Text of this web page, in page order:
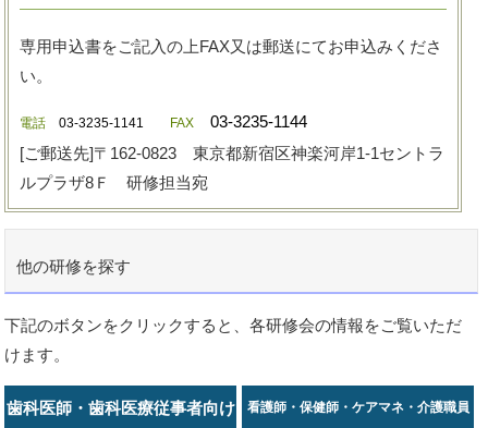
専用申込書をご記入の上FAX又は郵送にてお申込みくださ
い。
電話03-3235-1141 FAX
03-3235-1144
[ご郵送先]〒162-0823 東京都新宿区神楽河岸1-1セントラ
ルプラザ8Ｆ 研修担当宛
他の研修を探す
下記のボタンをクリックすると、各研修会の情報をご覧いただ
けます。
歯科医師・歯科医療従事者向け
看護師・保健師・ケアマネ・介護職員